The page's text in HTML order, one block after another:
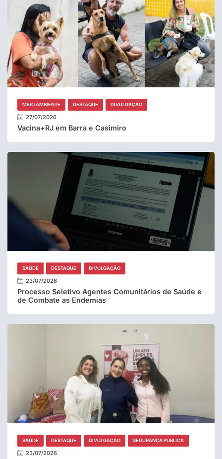
MEIO AMBIENTE DESTAQUE DIVULGAÇÃO
27/07/2026
Vacina+RJ em Barra e Casimiro
SAÚDE DESTAQUE DIVULGAÇÃO
23/07/2026
Processo Seletivo Agentes Comunitários de Saúde e
de Combate as Endemias
SAÚDE DESTAQUE DIVULGAÇÃO SEGURANÇA PÚBLICA
23/07/2026